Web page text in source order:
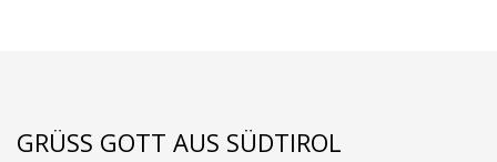
GRÜSS GOTT AUS SÜDTIROL